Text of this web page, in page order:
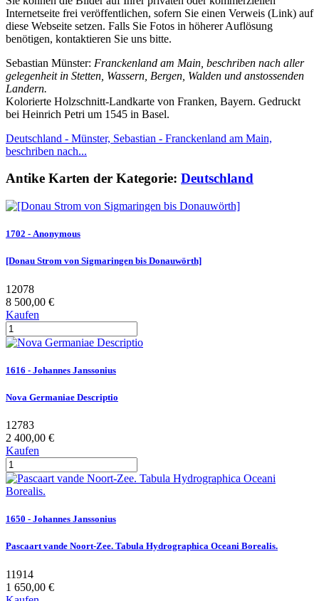
Internetseite frei veröffentlichen, sofern Sie einen Verweis (Link) auf
diese Webseite setzen. Falls Sie Fotos in höherer Auflösung
benötigen, kontaktieren Sie uns bitte.
Sebastian Münster: Franckenland am Main, beschriben nach aller
gelegenheit in Stetten, Wassern, Bergen, Walden und anstossenden
Landern.
Kolorierte Holzschnitt-Landkarte von Franken, Bayern. Gedruckt
bei Heinrich Petri um 1545 in Basel.
Deutschland - Münster, Sebastian - Franckenland am Main,
beschriben nach...
Antike Karten der Kategorie: Deutschland
1702 - Anonymous
[Donau Strom von Sigmaringen bis Donauwörth]
12078
8 500,00 €
Kaufen
1616 - Johannes Janssonius
Nova Germaniae Descriptio
12783
2 400,00 €
Kaufen
1650 - Johannes Janssonius
Pascaart vande Noort-Zee. Tabula Hydrographica Oceani Borealis.
11914
1 650,00 €